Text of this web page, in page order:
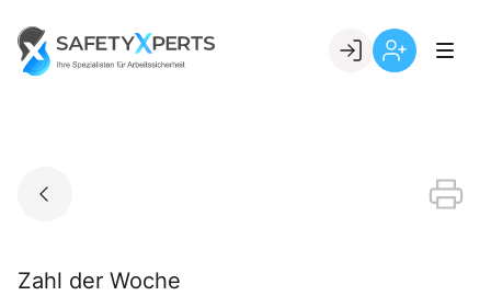
content
Go to landing page.
Zahl der Woche